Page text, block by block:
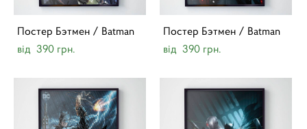
Постер Бэтмен / Batman
від 390 грн.
Постер Бэтмен / Batman
від 390 грн.